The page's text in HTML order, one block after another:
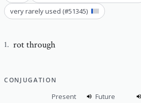
very rarely used (#51345)
1. rot through
CONJUGATION
Present
Future